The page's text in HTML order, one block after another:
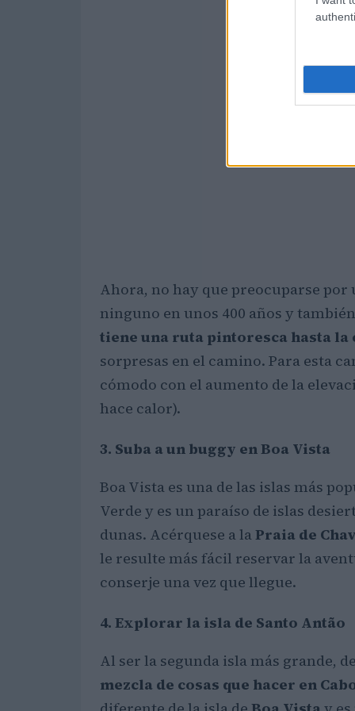
Ahora, no hay que preocuparse
ninguno en unos 400 años y
tiene una ruta pintoresca hasta la
sorpresas en el camino. Para esta
cómodo con el aumento de la
hace calor).
3. Suba a un buggy en Boa Vista
Boa Vista es una de las islas más
Verde y es un paraíso de islas
dunas. Acérquese a laPraia de
le resulte más fácil reservar la
conserje una vez que llegue.
4. Explorar la isla de Santo Antão
Al ser la segunda isla más grande,
mezcla de cosas que hacer en